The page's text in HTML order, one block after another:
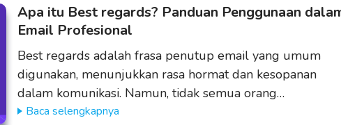
Apa itu Best regards? Panduan Penggunaan
Email Profesional
Best regards adalah frasa penutup email yang umum
digunakan, menunjukkan rasa hormat dan kesopanan
dalam komunikasi. Namun, tidak semua orang…
Baca selengkapnya